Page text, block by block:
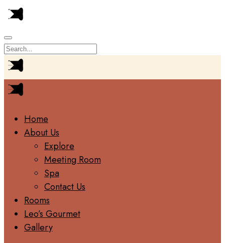
Home
About Us
Explore
Meeting Room
Spa
Contact Us
Rooms
Leo’s Gourmet
Gallery